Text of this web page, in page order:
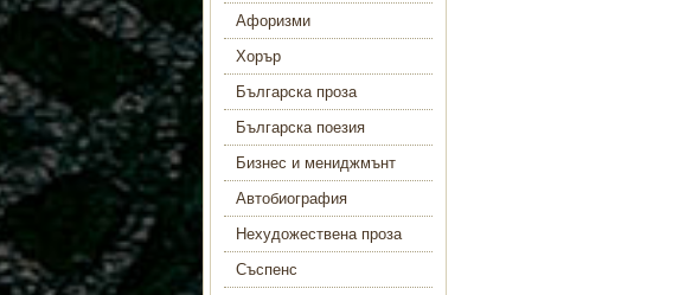
Афоризми
Хорър
Българска проза
Българска поезия
Бизнес и мениджмънт
Автобиография
Нехудожествена проза
Съспенс